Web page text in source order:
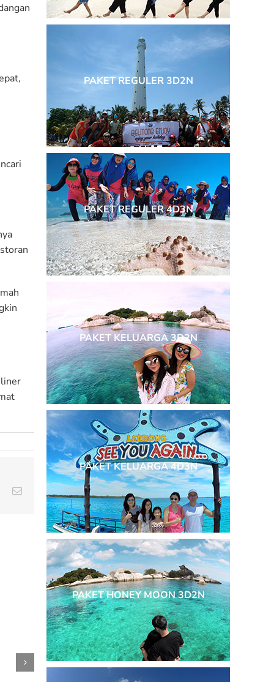
Vk Email
PAKET REGULER 3D2N
PAKET REGULER 4D3N
PAKET KELUARGA 3D2N
PAKET KELUARGA 4D3N
PAKET HONEY MOON 3D2N